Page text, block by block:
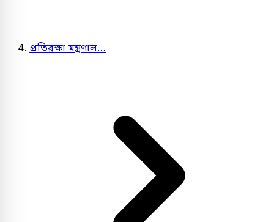
প্রতিরক্ষা মন্ত্রণাল…